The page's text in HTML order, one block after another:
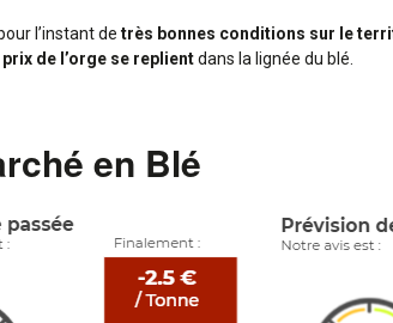
l’instant de très bonnes conditions sur le
prix de l’orge se replientdans la lignée du blé.
en Blé